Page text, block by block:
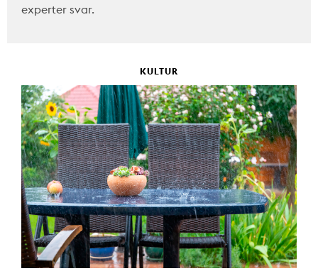
experter svar.
KULTUR